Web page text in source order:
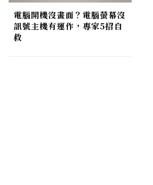
電腦開機沒畫面？電腦螢幕沒
訊號主機有運作，專家5招自
救